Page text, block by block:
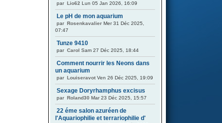
par Lio62 Lun 05 Jan 2026, 16:09
Le pH de mon aquarium
par Rosenkavalier Mer 31 Déc 2025,
07:47
Tunze 9410
par Carol Sam 27 Déc 2025, 18:44
Comment nourrir les Neons dans
un aquarium
par Louiseravot Ven 26 Déc 2025, 19:09
Sexage Doryrhamphus excisus
par Roland30 Mar 23 Déc 2025, 15:57
22 éme salon azuréen de
l'Aquariophilie et terrariophilie d'